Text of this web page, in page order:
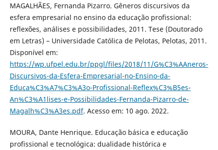
MAGALHÃES, Fernanda Pizarro. Gêneros discursivos da
esfera empresarial no ensino da educação profissional:
reflexões, análises e possibilidades, 2011. Tese (Doutorado
em Letras) – Universidade Católica de Pelotas, Pelotas, 2011.
Disponível em:
https://wp.ufpel.edu.br/ppgl/files/2018/11/G%C3%AAneros-
Discursivos-da-Esfera-Empresarial-no-Ensino-da-
Educa%C3%A7%C3%A3o-Profissional-Reflex%C3%B5es-
An%C3%A1lises-e-Possibilidades-Fernanda-Pizarro-de-
Magalh%C3%A3es.pdf. Acesso em: 10 ago. 2022.
MOURA, Dante Henrique. Educação básica e educação
profissional e tecnológica: dualidade histórica e